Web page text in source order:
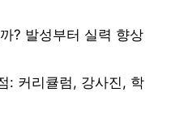
? 발성부터 실력 향상
: 커리큘럼, 강사진, 학